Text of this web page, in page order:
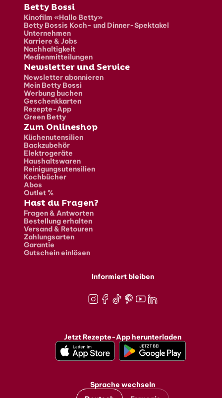
Fusszeile
Betty Bossi
Kinofilm «Hallo Betty»
Betty Bossis Koch- und Dinner-Spektakel
Unternehmen
Karriere & Jobs
Nachhaltigkeit
Medienmitteilungen
Newsletter und Service
Newsletter abonnieren
Mein Betty Bossi
Werbung buchen
Geschenkkarten
Rezepte-App
Green Betty
Zum Onlineshop
Küchenutensilien
Backzubehör
Elektrogeräte
Haushaltswaren
Reinigungsutensilien
Kochbücher
Abos
Outlet %
Hast du Fragen?
Fragen & Antworten
Bestellung erhalten
Versand & Retouren
Zahlungsarten
Garantie
Gutschein einlösen
Informiert bleiben
Jetzt Rezepte-App herunterladen
Sprache wechseln